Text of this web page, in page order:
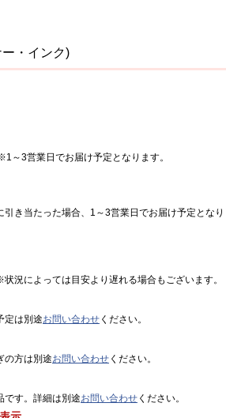
・インク)
～3営業日でお届け予定となります。
き当たった場合、1～3営業日でお届け予定となり
況によっては目安より遅れる場合もございます。
定は別途お問い合わせ ください。
の方は別途お問い合わせ ください。
です。詳細は別途お問い合わせ ください。